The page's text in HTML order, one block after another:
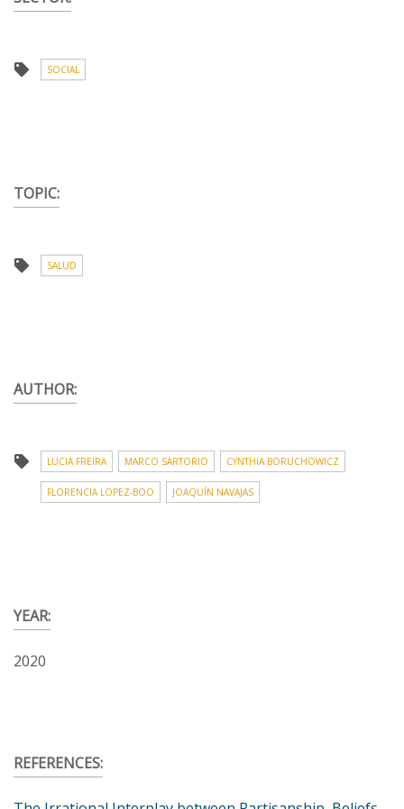
SOCIAL
TOPIC:
SALUD
AUTHOR:
LUCIA FREIRA MARCO SARTORIO CYNTHIA BORUCHOWICZ
FLORENCIA LOPEZ-BOO JOAQUÍN NAVAJAS
YEAR:
2020
REFERENCES: